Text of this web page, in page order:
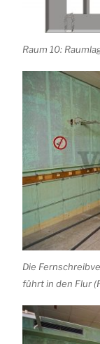
Raum 10:
Die
führt in den Flur